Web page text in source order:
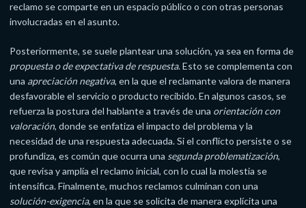
reclamo se comparte en un espacio público o con otras personas
involucradas en el asunto.
Posteriormente, se suele plantear una solución, ya sea en forma de
propuesta o de expectativa de respuesta. Esto se complementa con
una apreciación negativa, en la que el reclamante valora de manera
desfavorable el servicio o producto recibido. En algunos casos, se
refuerza la postura del hablante a través de una orientación con
valoración, donde se enfatiza el impacto del problema y la
necesidad de una respuesta adecuada. Si el conflicto persiste o se
profundiza, es común que ocurra una segunda problematización,
que revisa y amplía el reclamo inicial, con lo cual la molestia se
intensifica. Finalmente, muchos reclamos culminan con una
solución-exigencia, en la que se solicita de manera explícita una